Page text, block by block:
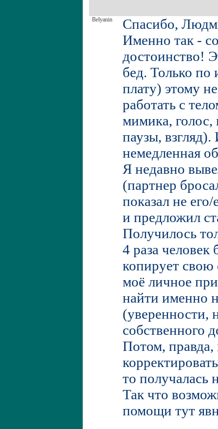
Belyanin
Спасибо,
Именно так -
достоинство!
бед. Только по
плату) этому
работать с
мимика, голос,
паузы,
немедленная
Я недавно
(партнер
показал не
и предложил
Получилось
4 раза человек
копирует
моё личное
найти именно
(уверенности,
собственного
Потом,
то получалась
Так что
помощи тут